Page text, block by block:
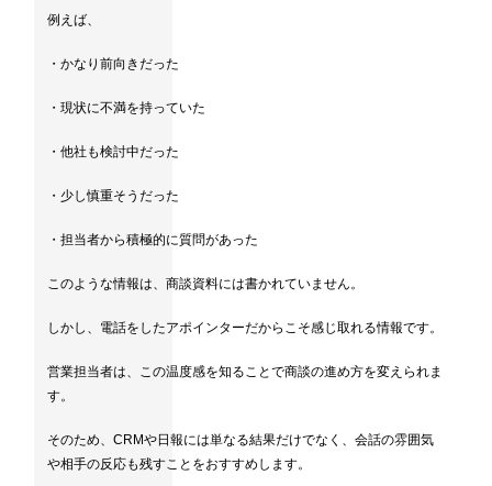
例えば、
・かなり前向きだった
・現状に不満を持っていた
・他社も検討中だった
・少し慎重そうだった
・担当者から積極的に質問があった
このような情報は、商談資料には書かれていません。
しかし、電話をしたアポインターだからこそ感じ取れる情報です。
営業担当者は、この温度感を知ることで商談の進め方を変えられま
す。
そのため、CRMや日報には単なる結果だけでなく、会話の雰囲気
や相手の反応も残すことをおすすめします。